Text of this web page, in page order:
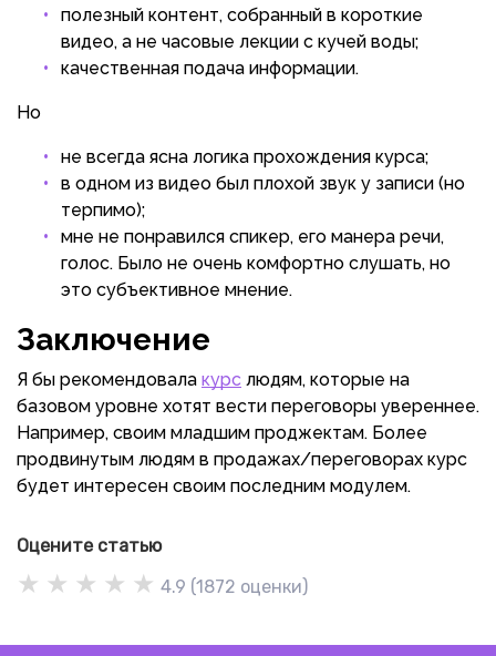
полезный контент, собранный в короткие
видео, а не часовые лекции с кучей воды;
качественная подача информации.
Но
не всегда ясна логика прохождения курса;
в одном из видео был плохой звук у записи (но
терпимо);
мне не понравился спикер, его манера речи,
голос. Было не очень комфортно слушать, но
это субъективное мнение.
Заключение
Я бы рекомендовала курс людям, которые на
базовом уровне хотят вести переговоры увереннее.
Например, своим младшим проджектам. Более
продвинутым людям в продажах/переговорах курс
будет интересен своим последним модулем.
Оцените статью
★ ★ ★ ★ ★ 4.9 (1872 оценки)